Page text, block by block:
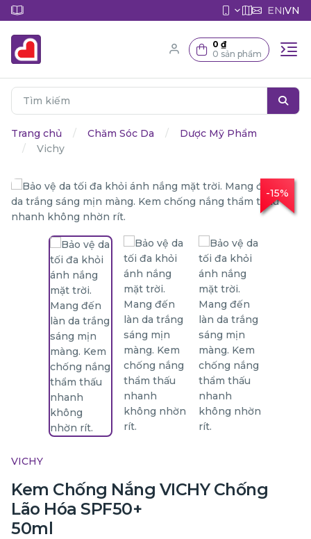
EN|VN
0 ₫
0 sản phẩm
Trang chủ Chăm Sóc Da
Dược Mỹ Phẩm
Vichy
-15%
VICHY
Kem Chống Nắng VICHY Chống
Lão Hóa SPF50+
50ml